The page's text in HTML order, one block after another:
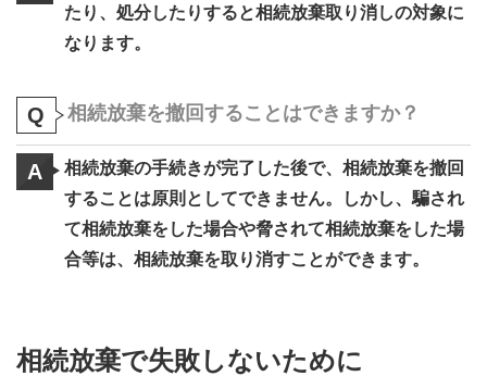
たり、処分したりすると相続放棄取り消しの対象に
なります。
Q 相続放棄を撤回することはできますか？
A
相続放棄の手続きが完了した後で、相続放棄を撤回
することは原則としてできません。しかし、騙され
て相続放棄をした場合や脅されて相続放棄をした場
合等は、相続放棄を取り消すことができます。
相続放棄で失敗しないために